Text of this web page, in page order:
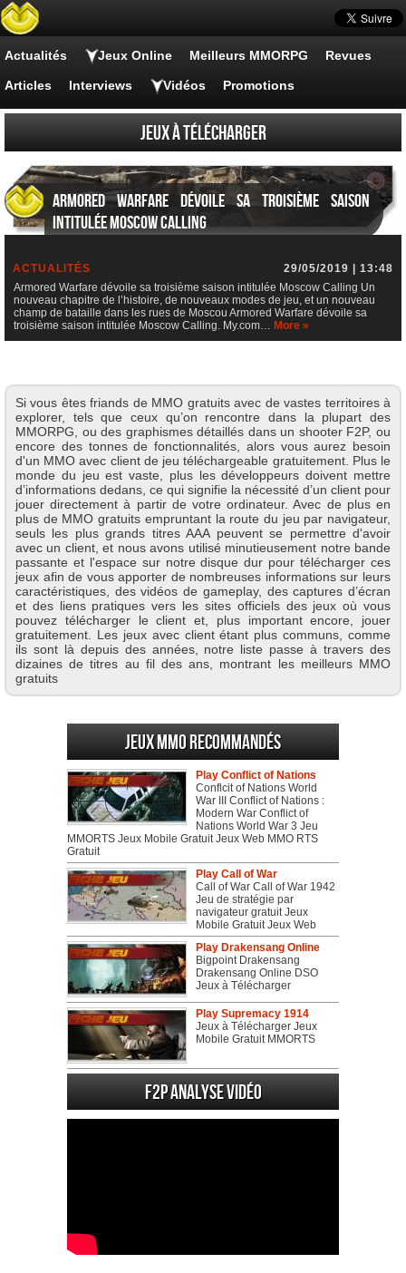
Actualités Jeux Online Meilleurs MMORPG Revues
Articles Interviews Vidéos Promotions
Jeux à Télécharger
Armored Warfare dévoile sa troisième saison
intitulée Moscow Calling
ACTUALITÉS
29/05/2019 | 13:48
Armored Warfare dévoile sa troisième saison intitulée Moscow Calling Un
nouveau chapitre de l’histoire, de nouveaux modes de jeu, et un nouveau
champ de bataille dans les rues de Moscou Armored Warfare dévoile sa
troisième saison intitulée Moscow Calling. My.com… More »
Si vous êtes friands de MMO gratuits avec de vastes territoires à
explorer, tels que ceux qu’on rencontre dans la plupart des
MMORPG, ou des graphismes détaillés dans un shooter F2P, ou
encore des tonnes de fonctionnalités, alors vous aurez besoin
d'un MMO avec client de jeu téléchargeable gratuitement. Plus le
monde du jeu est vaste, plus les développeurs doivent mettre
d’informations dedans, ce qui signifie la nécessité d’un client pour
jouer directement à partir de votre ordinateur. Avec de plus en
plus de MMO gratuits empruntant la route du jeu par navigateur,
seuls les plus grands titres AAA peuvent se permettre d'avoir
avec un client, et nous avons utilisé minutieusement notre bande
passante et l'espace sur notre disque dur pour télécharger ces
jeux afin de vous apporter de nombreuses informations sur leurs
caractéristiques, des vidéos de gameplay, des captures d’écran
et des liens pratiques vers les sites officiels des jeux où vous
pouvez télécharger le client et, plus important encore, jouer
gratuitement. Les jeux avec client étant plus communs, comme
ils sont là depuis des années, notre liste passe à travers des
dizaines de titres au fil des ans, montrant les meilleurs MMO
gratuits
Jeux MMO recommandés
Play Conflict of Nations
Conflcit of Nations World
War III Conflict of Nations :
Modern War Conflict of
Nations World War 3 Jeu
MMORTS Jeux Mobile Gratuit Jeux Web MMO RTS
Gratuit
Play Call of War
Call of War Call of War 1942
Jeu de stratégie par
navigateur gratuit Jeux
Mobile Gratuit Jeux Web
Play Drakensang Online
Bigpoint Drakensang
Drakensang Online DSO
Jeux à Télécharger
Play Supremacy 1914
Jeux à Télécharger Jeux
Mobile Gratuit MMORTS
F2P Analyse vidéo